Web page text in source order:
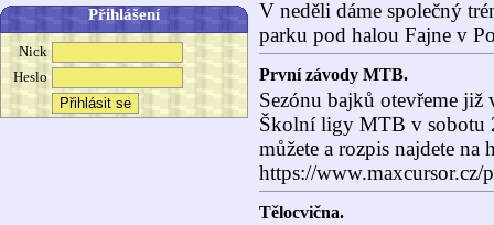
Přihlášení
Nick
Heslo
V neděli dáme společný
parku pod halou Fajne v
První závody MTB.
Sezónu bajků otevřeme
Školní ligy MTB v sobotu
můžete a rozpis najdete na
https://
Tělocvična.